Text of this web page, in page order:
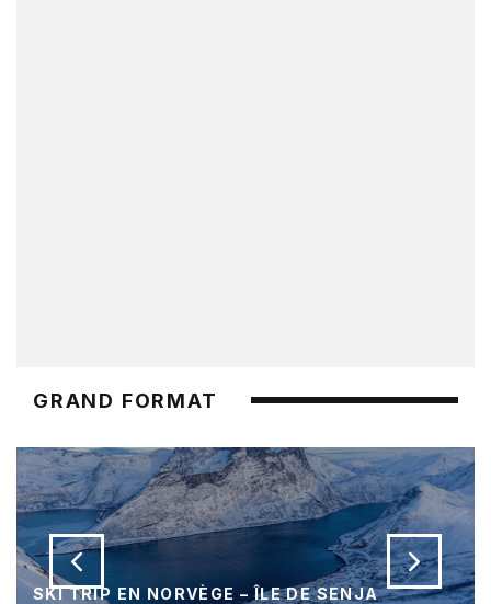
GRAND FORMAT
SKI TRIP EN NORVÈGE – ÎLE DE SENJA